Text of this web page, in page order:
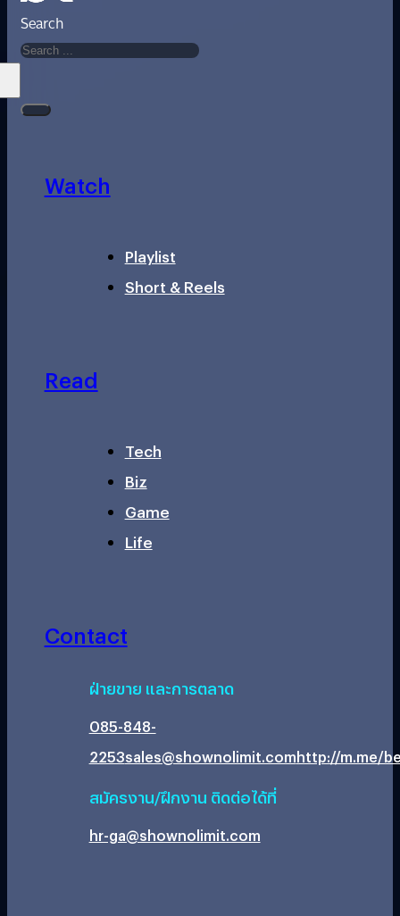
Search
Watch
Playlist
Short & Reels
Read
Tech
Biz
Game
Life
Contact
ฝ่ายขาย และการตลาด
085-848-
2253sales@shownolimit.comhttp://m.me/
สมัครงาน/ฝึกงาน ติดต่อได้ที่
hr-ga@shownolimit.com